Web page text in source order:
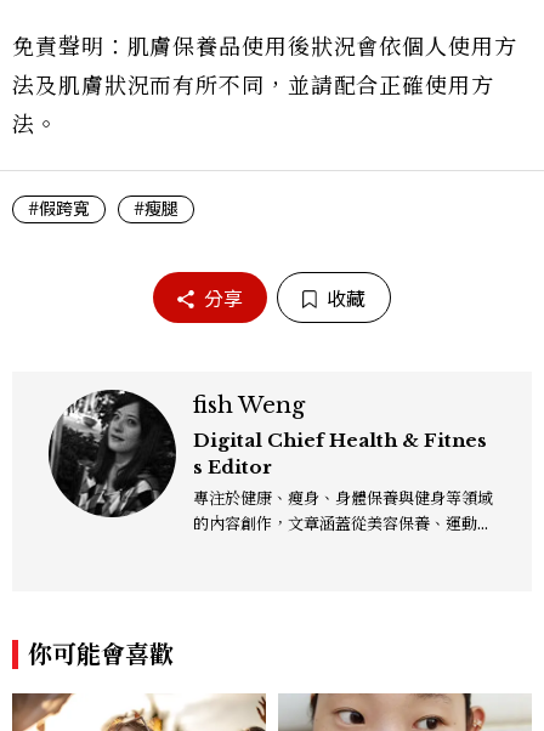
免責聲明：肌膚保養品使用後狀況會依個人使用方
法及肌膚狀況而有所不同，並請配合正確使用方
法。
#假跨寬 #瘦腿
分享 收藏
fish Weng
Digital Chief Health & Fitnes
s Editor
專注於健康、瘦身、身體保養與健身等領域
的內容創作，文章涵蓋從美容保養、運動健
你可能會喜歡